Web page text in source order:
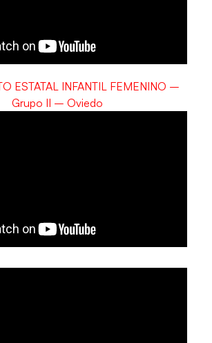
ESTATAL INFANTIL FEMENINO –
Grupo II – Oviedo